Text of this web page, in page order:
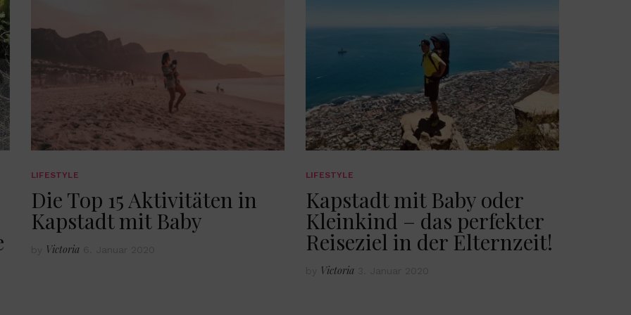
LIFESTYLE
Die Top 15 Aktivitäten in
Kapstadt mit Baby
Victoria
LIFESTYLE
Kapstadt mit Baby oder
Kleinkind – das perfekter
Reiseziel in der Elternzeit!
Victoria